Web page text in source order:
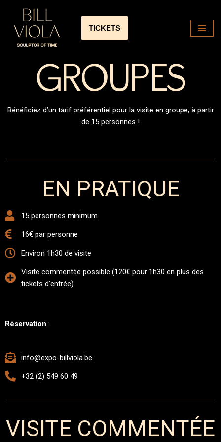
Aller
TICKETS
GROUPES
Bénéficiez d’un tarif préférentiel pour la visite en groupe, à partir
de 15 personnes !
EN PRATIQUE
15 personnes minimum
16€ par personne
Environ 1h30 de visite
Visite commentée possible (120€ pour 1h30 en plus des
tickets d'entrée)
Réservation :
info@expo-billviola.be
+32 (2) 549 60 49
VISITE COMMENTÉE